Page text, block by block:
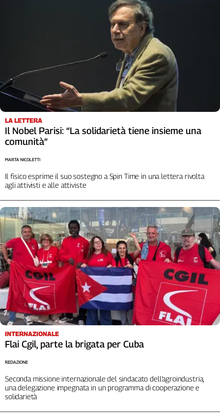
Easy
Inserti
Idea
Diffusa
InFlai
Le
trasmissioni
tv
in
Progress
L'Italia
nel
Lavoro
Territori
Abruzzo-
Molise
Alto
Adige
Basilicata
Calabria
Campania
Emilia-
Romagna
Friuli
LA LETTERA
Il Nobel Parisi: “La solidarietà tiene insieme una
comunità”
Il fisico esprime il suo sostegno a Spin Time in una lettera rivolta
agli attivisti e alle attiviste
MARTA NICOLETTI
INTERNAZIONALE
Flai Cgil, parte la brigata per Cuba
Seconda missione internazionale del sindacato dell’agroindustria,
una delegazione impegnata in un programma di cooperazione e
solidarietà
REDAZIONE